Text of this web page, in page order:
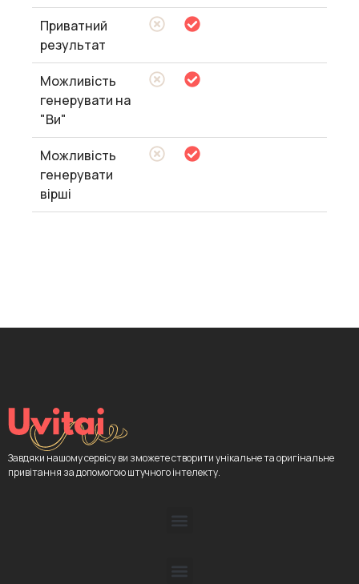
Приватний
результат
Можливість
генерувати на
"Ви"
Можливість
генерувати
вірші
Завдяки нашому сервісу ви зможете створити унікальне та оригінальне
привітання за допомогою штучного інтелекту.